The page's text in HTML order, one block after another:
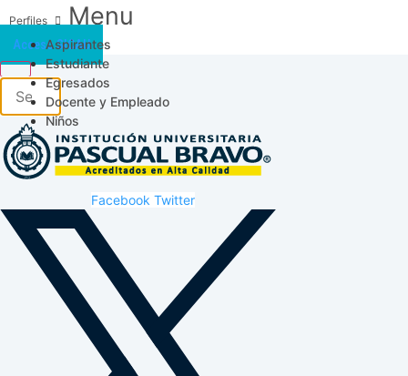
Menu
Aspirantes
Estudiante
Egresados
Docente y Empleado
Niños
Acceso SICAU
Facebook Twitter